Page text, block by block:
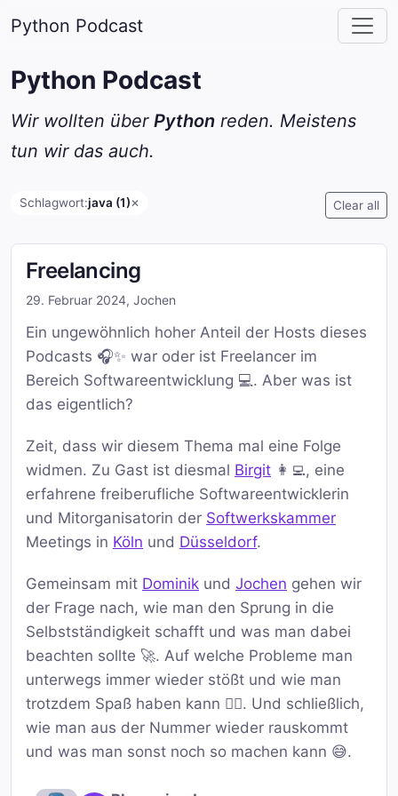
Python Podcast
Python Podcast
Wir wollten über Python reden. Meistens
tun wir das auch.
Schlagwort:java (1)✕ Clear all
Freelancing
29. Februar 2024, Jochen
Ein ungewöhnlich hoher Anteil der Hosts dieses
Podcasts 🎧✨ war oder ist Freelancer im
Bereich Softwareentwicklung 💻. Aber was ist
das eigentlich?
Zeit, dass wir diesem Thema mal eine Folge
widmen. Zu Gast ist diesmal Birgit 👩‍💻, eine
erfahrene freiberufliche Softwareentwicklerin
und Mitorganisatorin der Softwerkskammer
Meetings in Köln und Düsseldorf.
Gemeinsam mit Dominik und Jochen gehen wir
der Frage nach, wie man den Sprung in die
Selbstständigkeit schafft und was man dabei
beachten sollte 🚀. Auf welche Probleme man
unterwegs immer wieder stößt und wie man
trotzdem Spaß haben kann 🤹‍♂️. Und schließlich,
wie man aus der Nummer wieder rauskommt
und was man sonst noch so machen kann 😅.